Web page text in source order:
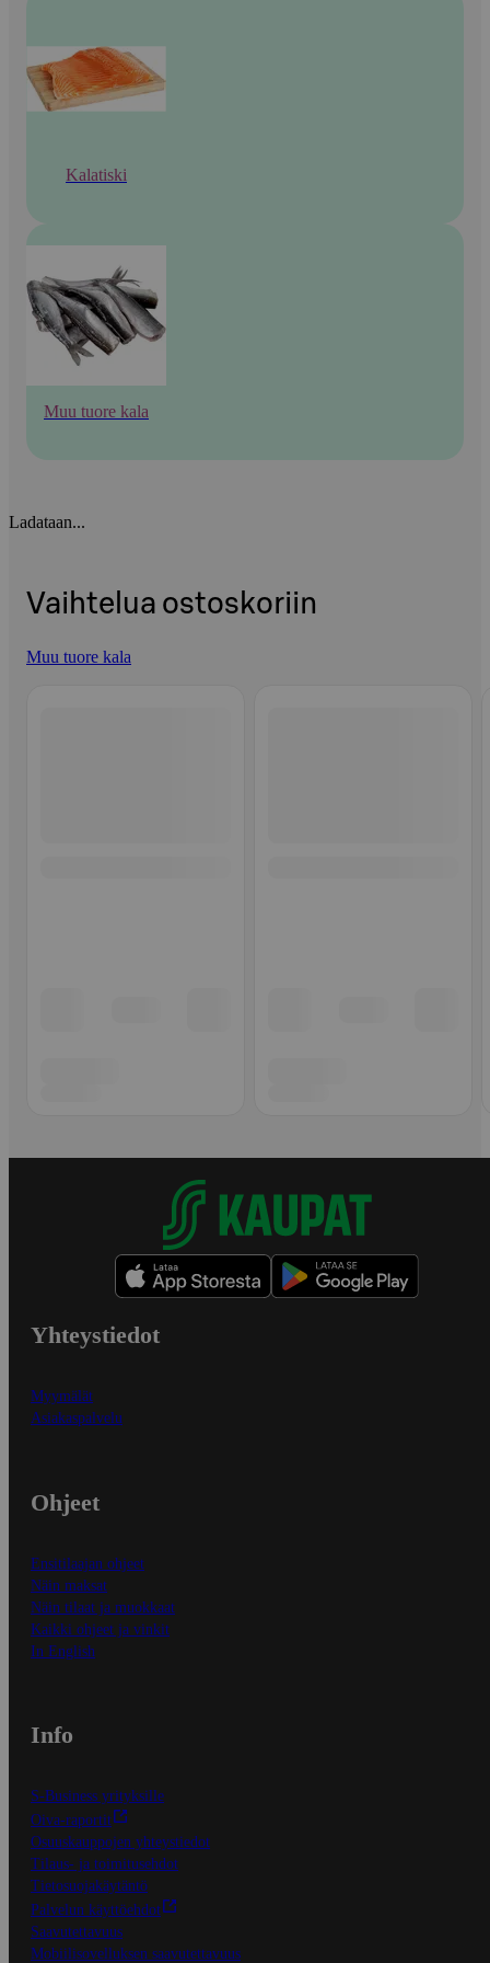
Kalatiski
Muu tuore kala
Ladataan...
Vaihtelua ostoskoriin
Muu tuore kala
Yhteystiedot
Myymälät
Asiakaspalvelu
Ohjeet
Ensitilaajan ohjeet
Näin maksat
Näin tilaat ja muokkaat
Kaikki ohjeet ja vinkit
In English
Info
S-Business yrityksille
Oiva-raportit
Osuuskauppojen yhteystiedot
Tilaus- ja toimitusehdot
Tietosuojakäytäntö
Palvelun käyttöehdot
Saavutettavuus
Mobiilisovelluksen saavutettavuus